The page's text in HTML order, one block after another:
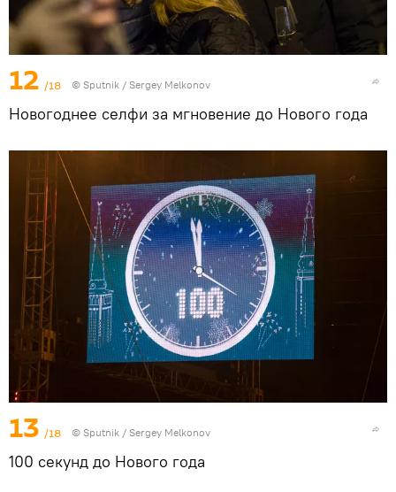
12 /18 © Sputnik / Sergey Melkonov
Новогоднее селфи за мгновение до Нового года
13 /18 © Sputnik / Sergey Melkonov
100 секунд до Нового года